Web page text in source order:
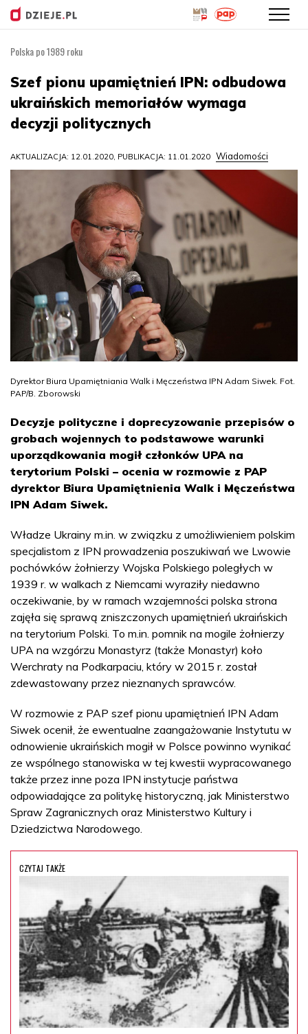
treści
Polska po 1989 roku
Szef pionu upamiętnień IPN: odbudowa
ukraińskich memoriałów wymaga
decyzji politycznych
AKTUALIZACJA: 12.01.2020, PUBLIKACJA: 11.01.2020 Wiadomości
Dyrektor Biura Upamiętniania Walk i Męczeństwa IPN Adam Siwek. Fot.
PAP/B. Zborowski
Decyzje polityczne i doprecyzowanie przepisów o
grobach wojennych to podstawowe warunki
uporządkowania mogił członków UPA na
terytorium Polski – ocenia w rozmowie z PAP
dyrektor Biura Upamiętnienia Walk i Męczeństwa
IPN Adam Siwek.
Władze Ukrainy m.in. w związku z umożliwieniem polskim
specjalistom z IPN prowadzenia poszukiwań we Lwowie
pochówków żołnierzy Wojska Polskiego poległych w
1939 r. w walkach z Niemcami wyraziły niedawno
oczekiwanie, by w ramach wzajemności polska strona
zajęła się sprawą zniszczonych upamiętnień ukraińskich
na terytorium Polski. To m.in. pomnik na mogile żołnierzy
UPA na wzgórzu Monastyrz (także Monastyr) koło
Werchraty na Podkarpaciu, który w 2015 r. został
zdewastowany przez nieznanych sprawców.
W rozmowie z PAP szef pionu upamiętnień IPN Adam
Siwek ocenił, że ewentualne zaangażowanie Instytutu w
odnowienie ukraińskich mogił w Polsce powinno wynikać
ze wspólnego stanowiska w tej kwestii wypracowanego
także przez inne poza IPN instytucje państwa
odpowiadające za politykę historyczną, jak Ministerstwo
Spraw Zagranicznych oraz Ministerstwo Kultury i
Dziedzictwa Narodowego.
CZYTAJ TAKŻE